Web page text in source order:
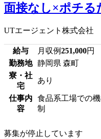
面接なし×ポチる
UTエージェント株式会社
給与 月収例251,000円
勤務地
静岡県 森町
寮・社
宅
あり
仕事内
容
食品系工場での
制
募集が停止しています